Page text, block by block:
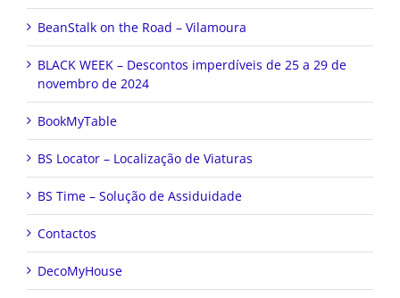
BeanStalk on the Road – Vilamoura
BLACK WEEK – Descontos imperdíveis de 25 a 29 de
novembro de 2024
BookMyTable
BS Locator – Localização de Viaturas
BS Time – Solução de Assiduidade
Contactos
DecoMyHouse